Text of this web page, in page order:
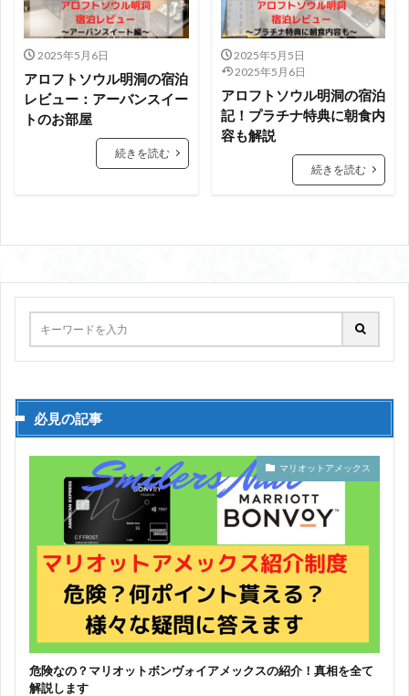
2025年5月6日
アロフトソウル明洞の宿泊
レビュー：アーバンスイー
トのお部屋
続きを読む
2025年5月5日
2025年5月6日
アロフトソウル明洞の宿泊
記！プラチナ特典に朝食内
容も解説
続きを読む
必見の記事
マリオットアメックス
危険なの？マリオットボンヴォイアメックスの紹介！真相を全て
解説します